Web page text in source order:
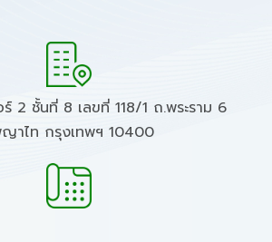
ร์ 2 ชั้นที่ 8 เลขที่ 118/1 ถ.พระราม 6
าไท กรุงเทพฯ 10400